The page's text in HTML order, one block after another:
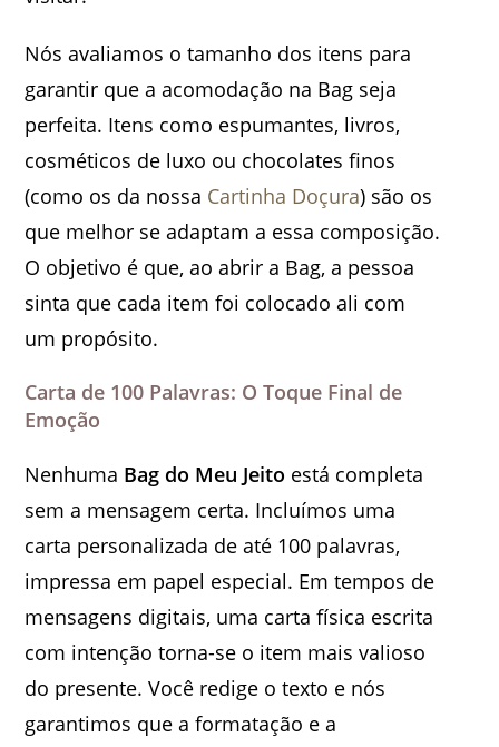
Nós avaliamos o tamanho dos itens para
garantir que a acomodação na Bag seja
perfeita. Itens como espumantes, livros,
cosméticos de luxo ou chocolates finos
(como os da nossa Cartinha Doçura) são os
que melhor se adaptam a essa composição.
O objetivo é que, ao abrir a Bag, a pessoa
sinta que cada item foi colocado ali com
um propósito.
Carta de 100 Palavras: O Toque Final de
Emoção
Nenhuma Bag do Meu Jeito está completa
sem a mensagem certa. Incluímos uma
carta personalizada de até 100 palavras,
impressa em papel especial. Em tempos de
mensagens digitais, uma carta física escrita
com intenção torna-se o item mais valioso
do presente. Você redige o texto e nós
garantimos que a formatação e a